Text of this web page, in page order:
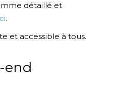
détaillé et
.
et accessible à tous.
end